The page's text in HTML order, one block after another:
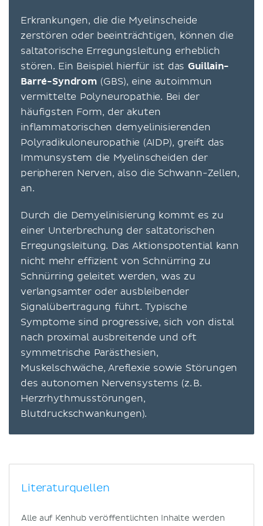
Erkrankungen, die die Myelinscheide
zerstören oder beeinträchtigen, können die
saltatorische Erregungsleitung erheblich
stören. Ein Beispiel hierfür ist das Guillain-
Barré-Syndrom (GBS), eine autoimmun
vermittelte Polyneuropathie. Bei der
häufigsten Form, der akuten
inflammatorischen demyelinisierenden
Polyradikuloneuropathie (AIDP), greift das
Immunsystem die Myelinscheiden der
peripheren Nerven, also die Schwann-Zellen,
an.
Durch die Demyelinisierung kommt es zu
einer Unterbrechung der saltatorischen
Erregungsleitung. Das Aktionspotential kann
nicht mehr effizient von Schnürring zu
Schnürring geleitet werden, was zu
verlangsamter oder ausbleibender
Signalübertragung führt. Typische
Symptome sind progressive, sich von distal
nach proximal ausbreitende und oft
symmetrische Parästhesien,
Muskelschwäche, Areflexie sowie Störungen
des autonomen Nervensystems (z. B.
Herzrhythmusstörungen,
Blutdruckschwankungen).
Literaturquellen
Alle auf Kenhub veröffentlichten Inhalte werden